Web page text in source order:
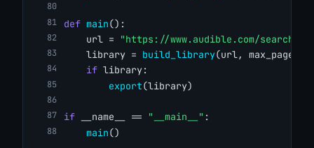
def main():
    url =
"https://www.audible.com/
    library =
build_library(url, max_pages=
if library:
export(library)
if __name__ == "__main__" :
main()